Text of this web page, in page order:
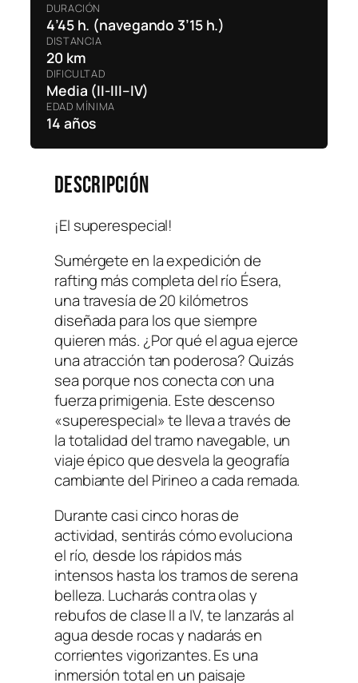
DURACIÓN
4’45 h. (navegando 3’15 h.)
DISTANCIA
20 km
DIFICULTAD
Media (II-III–IV)
EDAD MÍNIMA
14 años
Descripción
¡El superespecial!
Sumérgete en la expedición de
rafting más completa del río Ésera,
una travesía de 20 kilómetros
diseñada para los que siempre
quieren más. ¿Por qué el agua ejerce
una atracción tan poderosa? Quizás
sea porque nos conecta con una
fuerza primigenia. Este descenso
«superespecial» te lleva a través de
la totalidad del tramo navegable, un
viaje épico que desvela la geografía
cambiante del Pirineo a cada remada.
Durante casi cinco horas de
actividad, sentirás cómo evoluciona
el río, desde los rápidos más
intensos hasta los tramos de serena
belleza. Lucharás contra olas y
rebufos de clase II a IV, te lanzarás al
agua desde rocas y nadarás en
corrientes vigorizantes. Es una
inmersión total en un paisaje